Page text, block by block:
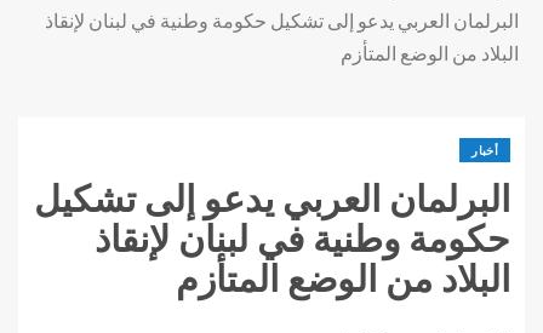
البرلمان العربي يدعو إلى تشكيل حكومة وطنية في لبنان لإنقاذ
البلاد من الوضع المتأزم
أخبار
البرلمان العربي يدعو إلى تشكيل
حكومة وطنية في لبنان لإنقاذ
البلاد من الوضع المتأزم